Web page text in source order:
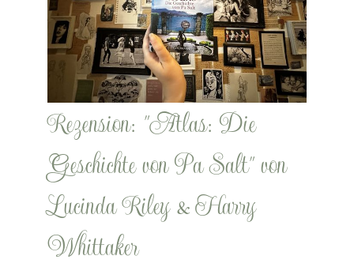
Rezension: "Atlas: Die
Geschichte von Pa Salt" von
Lucinda Riley & Harry
Whittaker